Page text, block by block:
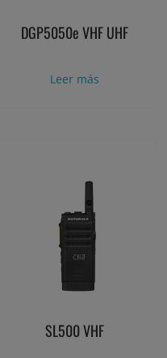
DGP5050e VHF UHF
Leer más
SL500 VHF